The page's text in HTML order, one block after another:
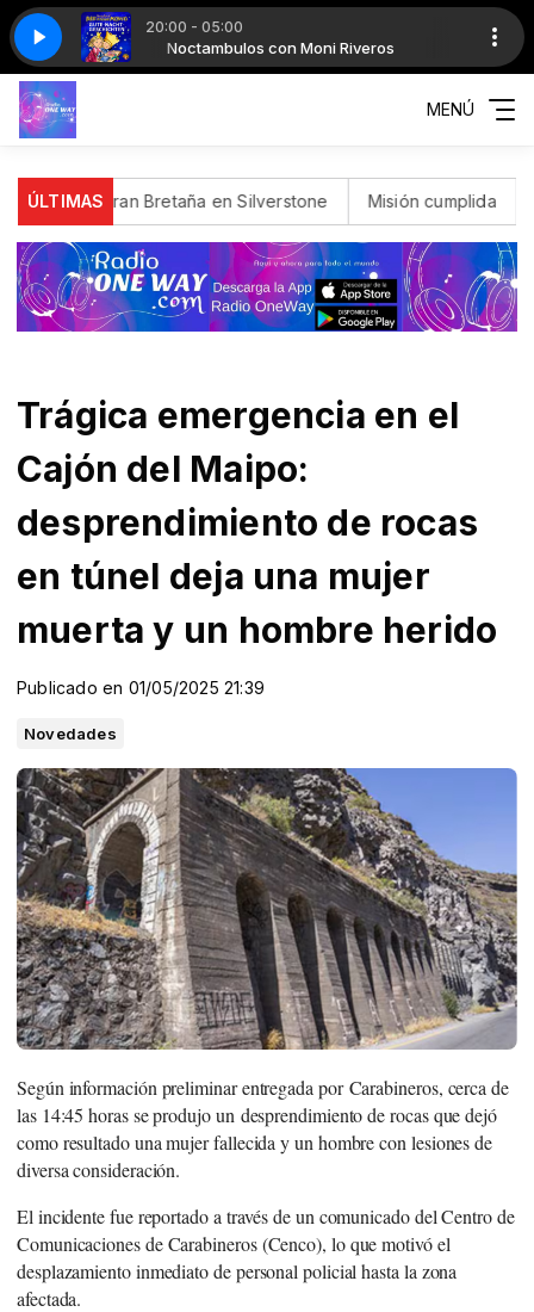
20:00 - 05:00
Noctambulos con Moni Riveros
J03 NOC J03
MENÚ
ÚLTIMAS
Gran Bretaña en Silverstone Misión cumplida Incendio
Trágica emergencia en el
Cajón del Maipo:
desprendimiento de rocas
en túnel deja una mujer
muerta y un hombre herido
Publicado en 01/05/2025 21:39
Novedades
Según información preliminar entregada porCarabineros, cerca de
las 14:45 horas se produjo un desprendimiento de rocas que dejó
como resultado una mujer fallecida y un hombre con lesiones de
diversa consideración.
El incidente fue reportado a través de un comunicado del Centro de
Comunicaciones de Carabineros (Cenco), lo que motivó el
desplazamiento inmediato de personal policial hasta la zona
afectada.